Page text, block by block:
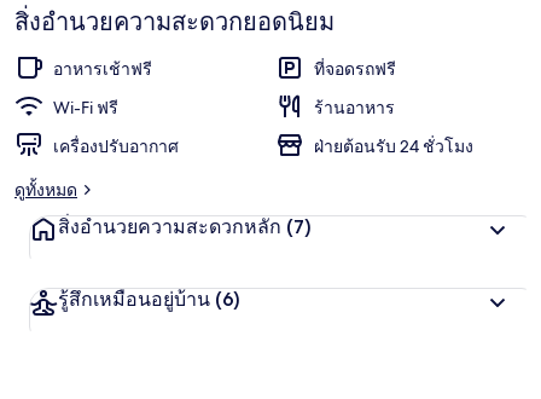
รวม
อยู่
ด้วย
สิ่งอำนวยความสะดวกยอดนิยม
อาหารเช้าฟรี
ที่จอดรถฟรี
Wi-Fi ฟรี
ร้านอาหาร
เครื่องปรับอากาศ
ฝ่ายต้อนรับ 24 ชั่วโมง
ดูทั้งหมด
สิ่งอำนวยความสะดวกหลัก (7)
รู้สึกเหมือนอยู่บ้าน (6)